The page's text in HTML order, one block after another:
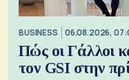
BUSINESS 06.08.2026,
Πώς οι Γάλλοι
τον GSI στην